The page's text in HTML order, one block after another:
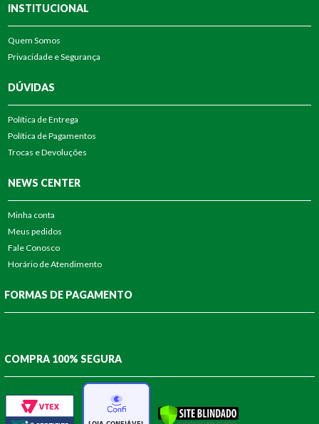
INSTITUCIONAL
Quem Somos
Privacidade e Segurança
DÚVIDAS
Política de Entrega
Política de Pagamentos
Trocas e Devoluções
NEWS CENTER
Minha conta
Meus pedidos
Fale Conosco
Horário de Atendimento
FORMAS DE PAGAMENTO
COMPRA 100% SEGURA